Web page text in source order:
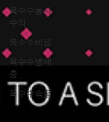
옥수수농사
수익
옥수수비료
옥수수병해
충
옥수수솎음